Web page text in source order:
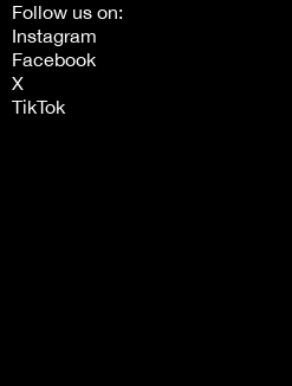
Follow us on:
Instagram
Facebook
X
TikTok